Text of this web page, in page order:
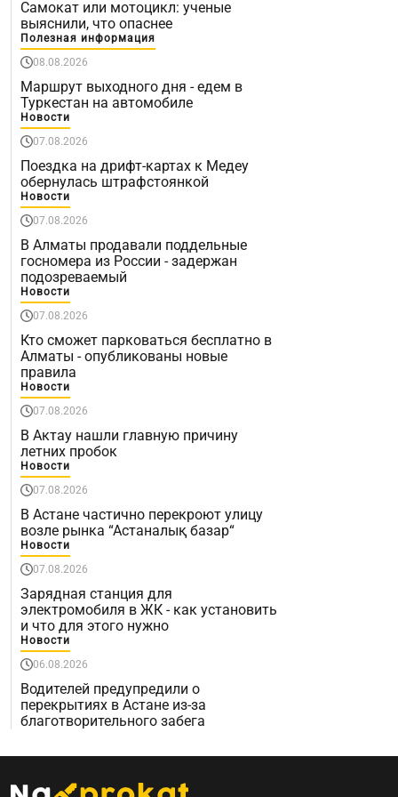
Самокат или мотоцикл: ученые
выяснили, что опаснее
Полезная информация
08.08.2026
Маршрут выходного дня - едем в
Туркестан на автомобиле
Новости
07.08.2026
Поездка на дрифт-картах к Медеу
обернулась штрафстоянкой
Новости
07.08.2026
В Алматы продавали поддельные
госномера из России - задержан
подозреваемый
Новости
07.08.2026
Кто сможет парковаться бесплатно в
Алматы - опубликованы новые
правила
Новости
07.08.2026
В Актау нашли главную причину
летних пробок
Новости
07.08.2026
В Астане частично перекроют улицу
возле рынка “Астаналық базар“
Новости
07.08.2026
Зарядная станция для
электромобиля в ЖК - как установить
и что для этого нужно
Новости
06.08.2026
Водителей предупредили о
перекрытиях в Астане из-за
благотворительного забега